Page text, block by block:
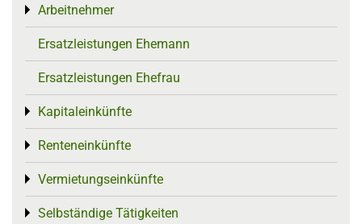
Arbeitnehmer
Toggle menu
Ersatzleistungen Ehemann
Ersatzleistungen Ehefrau
Kapitaleinkünfte
Toggle menu
Renteneinkünfte
Toggle menu
Vermietungseinkünfte
Toggle menu
Selbständige Tätigkeiten
Toggle menu